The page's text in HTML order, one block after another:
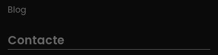
Blog
Contacte